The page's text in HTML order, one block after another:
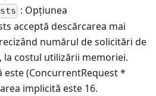
: Opțiunea
acceptă descărcarea mai
numărul de solicitări de
la costul utilizării memoriei.
este (ConcurrentRequest *
implicită este 16.